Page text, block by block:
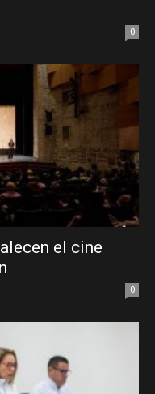
0
el cine
0